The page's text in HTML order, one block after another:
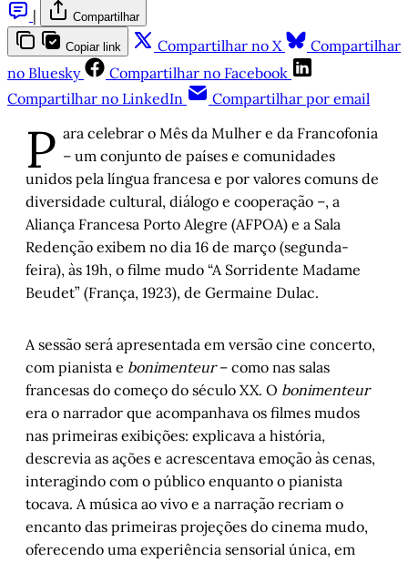
|
Compartilhar
Copiar link Compartilhar no X
Compartilhar
no Bluesky
Compartilhar no Facebook
Compartilhar no LinkedIn
Compartilhar por email
P ara celebrar o Mês da Mulher e da Francofonia
– um conjunto de países e comunidades
unidos pela língua francesa e por valores comuns de
diversidade cultural, diálogo e cooperação –, a
Aliança Francesa Porto Alegre (AFPOA) e a Sala
Redenção exibem no dia 16 de março (segunda-
feira), às 19h, o filme mudo “A Sorridente Madame
Beudet” (França, 1923), de Germaine Dulac.
A sessão será apresentada em versão cine concerto,
com pianista e bonimenteur– como nas salas
francesas do começo do século XX. O bonimenteur
era o narrador que acompanhava os filmes mudos
nas primeiras exibições: explicava a história,
descrevia as ações e acrescentava emoção às cenas,
interagindo com o público enquanto o pianista
tocava. A música ao vivo e a narração recriam o
encanto das primeiras projeções do cinema mudo,
oferecendo uma experiência sensorial única, em